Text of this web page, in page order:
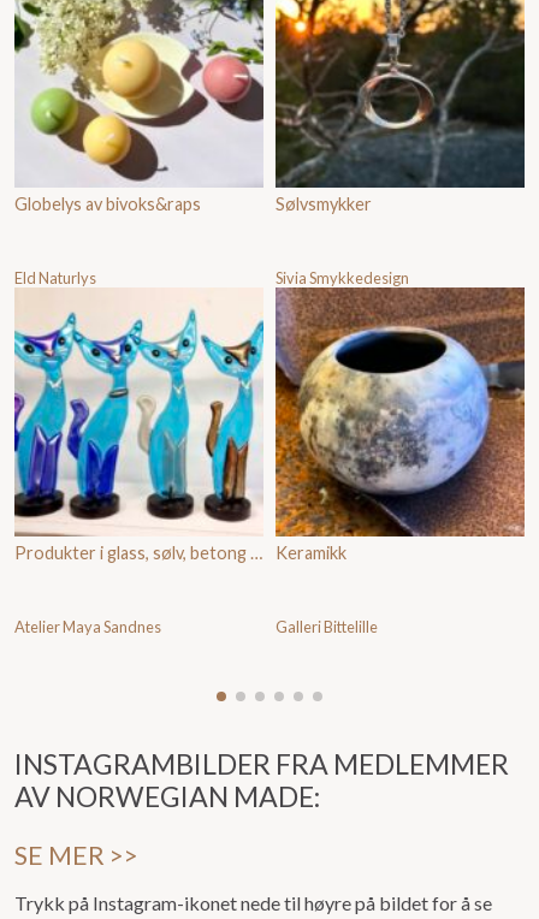
Globelys av bivoks&raps
Eld Naturlys
Produkter i glass, sølv, betong og annet
Atelier Maya Sandnes
Sølvsmykker
Sivia Smykkedesign
Keramikk
Galleri Bittelille
INSTAGRAMBILDER FRA MEDLEMMER
AV NORWEGIAN MADE:
SE MER >>
Trykk på Instagram-ikonet nede til høyre på bildet for å se